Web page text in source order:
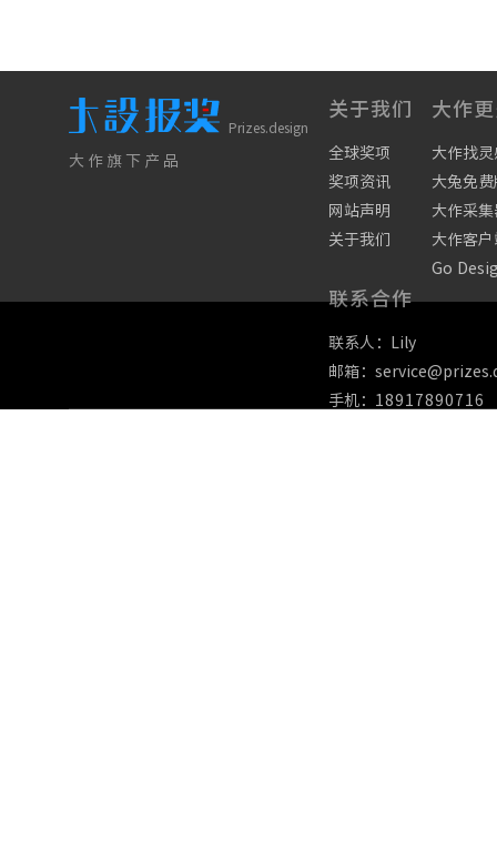
Prizes.design
大作旗下产品
关于我们
全球奖项
奖项资讯
网站声明
关于我们
大作
大作找灵
大兔免费
大作采集
大作客户
Go
联系合作
联系人：Lily
邮箱：
手机： 18917890716